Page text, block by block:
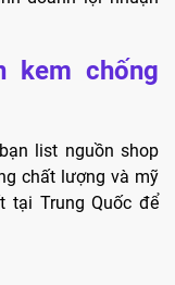
kem chống
list nguồn shop
chất lượng và mỹ
tại Trung Quốc để